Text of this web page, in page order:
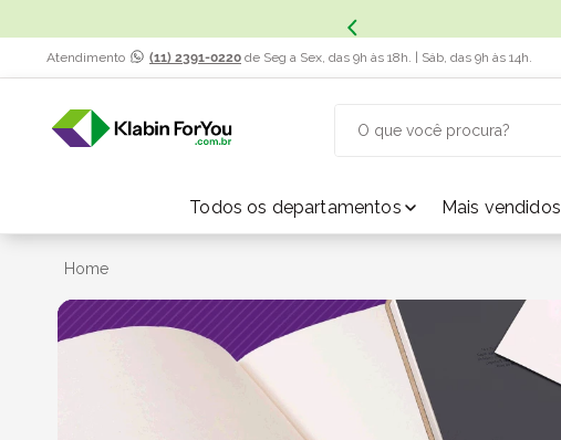
Atendimento (11) 2391-0220 de Seg a Sex, das 9h às 18h. | Sáb, das 9h às 14h.
Todos os departamentos Mais vendidos
Home
TERMOS MAIS BUSCADOS
caixa
caixa sedex